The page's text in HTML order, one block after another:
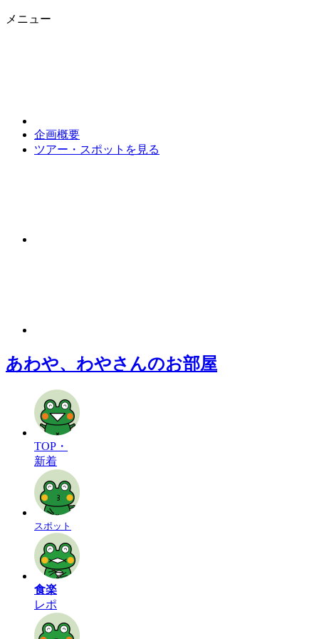
メニュー
企画概要
ツアー・スポットを見る
あわや、わやさんのお部屋
TOP・
新着
スポット
食楽
レポ